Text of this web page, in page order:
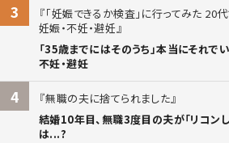
3
「妊娠できるか検査」に行ってみた 20
妊娠・不妊・避妊
「35歳までにはそのうち」本当にそれで
不妊・避妊
4
無職の夫に捨てられました
結婚10年目、無職3度目の夫が「リコン
は...?